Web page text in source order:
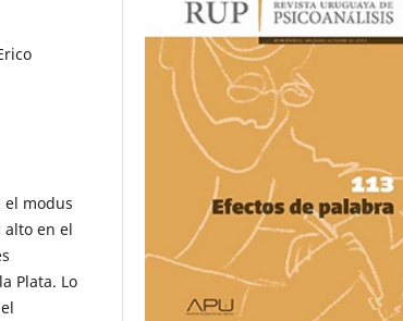
modus
en el
Plata. Lo